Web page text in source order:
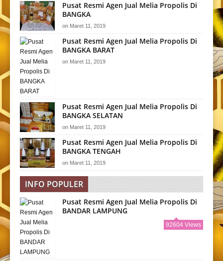
Pusat Resmi Agen Jual Melia Propolis Di
BANGKA
on Maret 11, 2019
Pusat Resmi Agen Jual Melia Propolis Di
BANGKA BARAT
on Maret 11, 2019
Pusat Resmi Agen Jual Melia Propolis Di
BANGKA SELATAN
on Maret 11, 2019
Pusat Resmi Agen Jual Melia Propolis Di
BANGKA TENGAH
on Maret 11, 2019
INFO POPULER
Pusat Resmi Agen Jual Melia Propolis Di
BANDAR LAMPUNG
92604 Views